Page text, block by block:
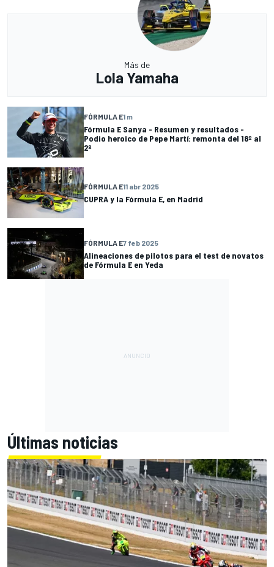
Más de
Lola Yamaha
FÓRMULA E1 m
Fórmula E Sanya - Resumen y resultados -
Podio heroico de Pepe Martí: remonta del 18º al
2º
FÓRMULA E11 abr 2025
CUPRA y la Fórmula E, en Madrid
FÓRMULA E7 feb 2025
Alineaciones de pilotos para el test de novatos
de Fórmula E en Yeda
Últimas noticias